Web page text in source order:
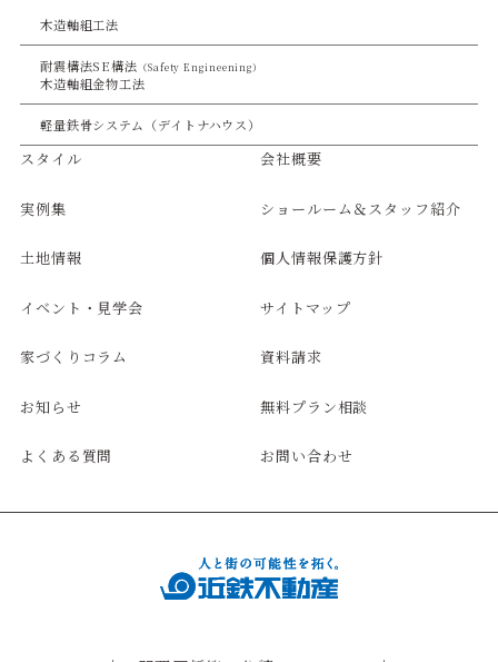
木造軸組工法
耐震構法SE構法 （Safety Engineening）
木造軸組金物工法
軽量鉄骨システム（デイトナハウス）
スタイル
実例集
土地情報
イベント・見学会
家づくりコラム
お知らせ
よくある質問
会社概要
ショールーム＆スタッフ紹介
個人情報保護方針
サイトマップ
資料請求
無料プラン相談
お問い合わせ